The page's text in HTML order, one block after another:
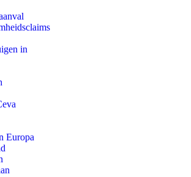
in
Europa